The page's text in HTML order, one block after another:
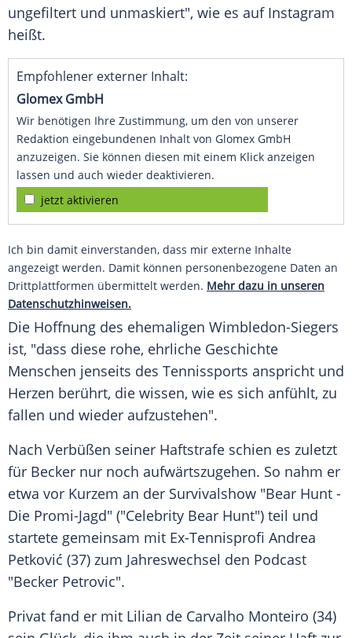
ungefiltert und unmaskiert", wie es auf Instagram
heißt.
Empfohlener externer Inhalt:
Glomex GmbH
Wir benötigen Ihre Zustimmung, um den von unserer
Redaktion eingebundenen Inhalt von Glomex GmbH
anzuzeigen. Sie können diesen mit einem Klick anzeigen
lassen und auch wieder deaktivieren.
jetzt aktivieren
Ich bin damit einverstanden, dass mir externe Inhalte
angezeigt werden. Damit können personenbezogene Daten an
Drittplattformen übermittelt werden. Mehr dazu in unseren
Datenschutzhinweisen.
Die Hoffnung des ehemaligen Wimbledon-Siegers
ist, "dass diese rohe, ehrliche Geschichte
Menschen jenseits des Tennissports anspricht und
Herzen berührt, die wissen, wie es sich anfühlt, zu
fallen und wieder aufzustehen".
Nach Verbüßen seiner Haftstrafe schien es zuletzt
für Becker nur noch aufwärtszugehen. So nahm er
etwa vor Kurzem an der Survivalshow "Bear Hunt -
Die Promi-Jagd" ("Celebrity Bear Hunt") teil und
startete gemeinsam mit Ex-Tennisprofi Andrea
Petković (37) zum Jahreswechsel den Podcast
"Becker Petrovic".
Privat fand er mit Lilian de Carvalho Monteiro (34)